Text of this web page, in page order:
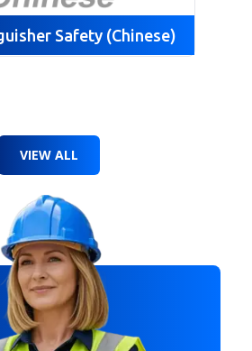
Safety (Chinese)
VIEW ALL